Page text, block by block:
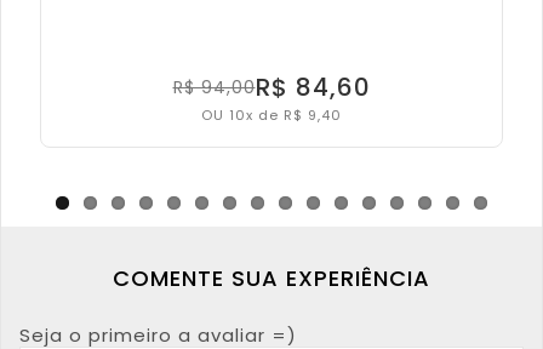
R$ 94,00R$ 84,60
OU 10x de R$ 9,40
COMENTE SUA EXPERIÊNCIA
Seja o primeiro a avaliar =)